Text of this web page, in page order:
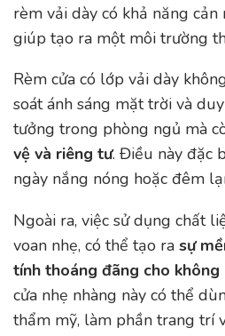
rèm vải dày có khả năng cản
giúp tạo ra một môi trường
Rèm cửa có lớp vải dày
soát ánh sáng mặt trời và
tưởng trong phòng ngủ mà
vệ và riêng tư. Điều này đặc
ngày nắng nóng hoặc đêm
Ngoài ra, việc sử dụng chất
voan nhẹ, có thể tạo ra sự
tính thoáng đãng cho không
cửa nhẹ nhàng này có thể
thẩm mỹ, làm phần trang trí